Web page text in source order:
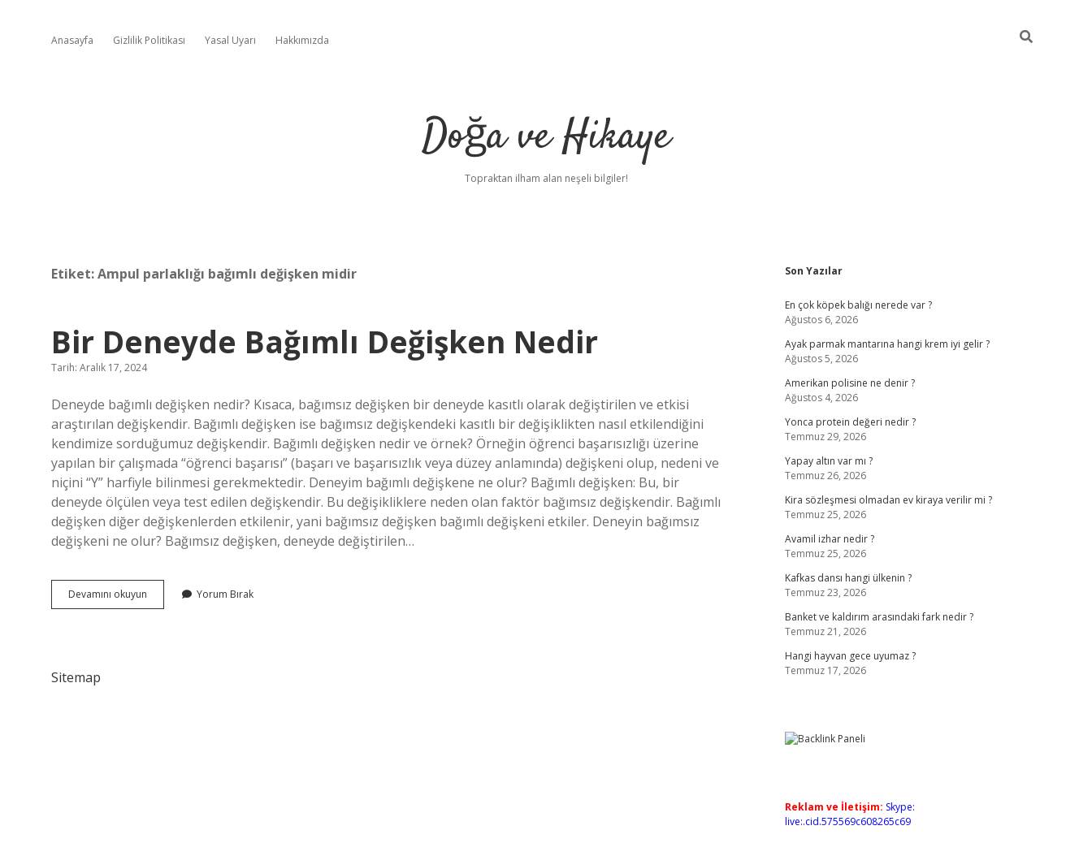
Anasayfa Gizlilik Politikası Yasal Uyarı Hakkımızda
Doğa ve Hikaye
Topraktan ilham alan neşeli bilgiler!
Etiket:Ampul parlaklığı bağımlı değişken midir
Bir Deneyde Bağımlı Değişken Nedir
Tarih: Aralık 17, 2024
Deneyde bağımlı değişken nedir? Kısaca, bağımsız değişken bir deneyde kasıtlı olarak değiştirilen ve etkisi
araştırılan değişkendir. Bağımlı değişken ise bağımsız değişkendeki kasıtlı bir değişiklikten nasıl etkilendiğini
kendimize sorduğumuz değişkendir. Bağımlı değişken nedir ve örnek? Örneğin öğrenci başarısızlığı üzerine
yapılan bir çalışmada “öğrenci başarısı” (başarı ve başarısızlık veya düzey anlamında) değişkeni olup, nedeni ve
niçini “Y” harfiyle bilinmesi gerekmektedir. Deneyim bağımlı değişkene ne olur? Bağımlı değişken: Bu, bir
deneyde ölçülen veya test edilen değişkendir. Bu değişikliklere neden olan faktör bağımsız değişkendir. Bağımlı
değişken diğer değişkenlerden etkilenir, yani bağımsız değişken bağımlı değişkeni etkiler. Deneyin bağımsız
değişkeni ne olur? Bağımsız değişken, deneyde değiştirilen…
Devamını okuyun
Deneyde
Yorum Bırak
Sitemap
Sidebar
Son Yazılar
En çok köpek balığı nerede var ?
Ağustos 6, 2026
Ayak parmak mantarına hangi krem iyi gelir ?
Ağustos 5, 2026
Amerikan polisine ne denir ?
Ağustos 4, 2026
Yonca protein değeri nedir ?
Temmuz 29, 2026
Yapay altın var mı ?
Temmuz 26, 2026
Kira sözleşmesi olmadan ev kiraya verilir mi ?
Temmuz 25, 2026
Avamil izhar nedir ?
Temmuz 25, 2026
Kafkas dansı hangi ülkenin ?
Temmuz 23, 2026
Banket ve kaldırım arasındaki fark nedir ?
Temmuz 21, 2026
Hangi hayvan gece uyumaz ?
Temmuz 17, 2026
Reklam ve İletişim: Skype:
live:.cid.575569c608265c69